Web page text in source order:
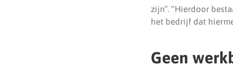
zijn”. “Hierdoor
het bedrijf dat
Geen